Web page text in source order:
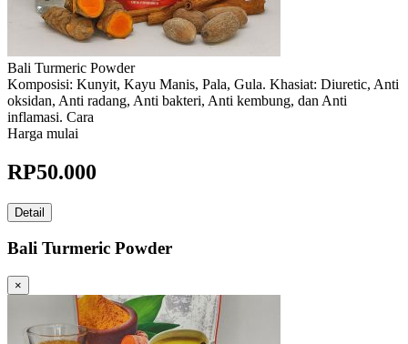
Bali Turmeric Powder
Komposisi: Kunyit, Kayu Manis, Pala, Gula. Khasiat: Diuretic, Anti
oksidan, Anti radang, Anti bakteri, Anti kembung, dan Anti
inflamasi. Cara
Harga mulai
RP50.000
Detail
Bali Turmeric Powder
×